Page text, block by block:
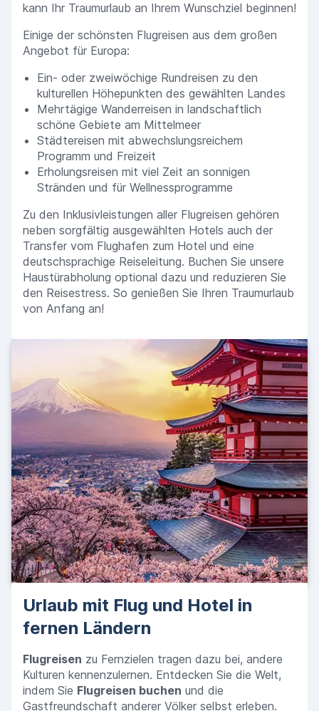
kann Ihr Traumurlaub an Ihrem Wunschziel beginnen!
Einige der schönsten Flugreisen aus dem großen
Angebot für Europa:
Ein- oder zweiwöchige Rundreisen zu den
kulturellen Höhepunkten des gewählten Landes
Mehrtägige Wanderreisen in landschaftlich
schöne Gebiete am Mittelmeer
Städtereisen mit abwechslungsreichem
Programm und Freizeit
Erholungsreisen mit viel Zeit an sonnigen
Stränden und für Wellnessprogramme
Zu den Inklusivleistungen aller Flugreisen gehören
neben sorgfältig ausgewählten Hotels auch der
Transfer vom Flughafen zum Hotel und eine
deutschsprachige Reiseleitung. Buchen Sie unsere
Haustürabholung optional dazu und reduzieren Sie
den Reisestress. So genießen Sie Ihren Traumurlaub
von Anfang an!
Urlaub mit Flug und Hotel in
fernen Ländern
Flugreisen zu Fernzielen tragen dazu bei, andere
Kulturen kennenzulernen. Entdecken Sie die Welt,
indem Sie Flugreisen buchen und die
Gastfreundschaft anderer Völker selbst erleben.